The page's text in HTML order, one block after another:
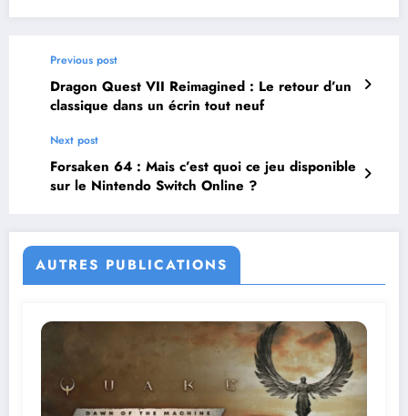
Previous post
Dragon Quest VII Reimagined : Le retour d’un
classique dans un écrin tout neuf
Next post
Forsaken 64 : Mais c’est quoi ce jeu disponible
sur le Nintendo Switch Online ?
AUTRES PUBLICATIONS